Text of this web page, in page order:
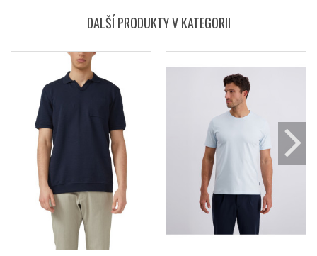
DALŠÍ PRODUKTY V KATEGORII